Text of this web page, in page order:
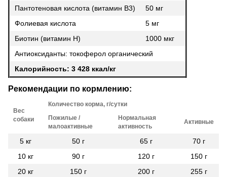
Пантотеновая кислота (витамин В3)
50 мг
Фолиевая кислота
5 мг
Биотин (витамин Н)
1000 мкг
Антиоксиданты: токоферол органический
Калорийность: 3 428 ккал/кг
Рекомендации по кормлению:
Вес
собаки
Количество корма, г/сутки
Пожилые /
малоактивные
Нормальная
активность
Активные
5 кг 50 г 65 г
70 г
10 кг
90 г 120 г
150 г
20 кг
150 г 200 г
255 г